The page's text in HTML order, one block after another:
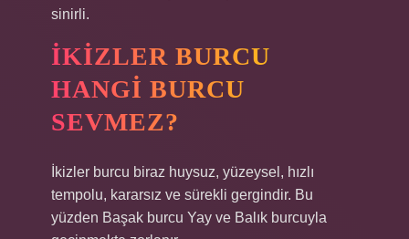
sinirli.
İKIZLER BURCU
HANGI BURCU
SEVMEZ?
İkizler burcu biraz huysuz, yüzeysel, hızlı
tempolu, kararsız ve sürekli gergindir. Bu
yüzden Başak burcu Yay ve Balık burcuyla